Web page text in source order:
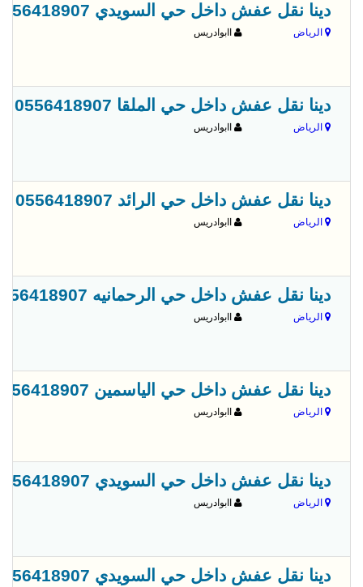
دينا نقل عفش داخل حي السويدي 0َ556418907
الرياض اابوادريس
دينا نقل عفش داخل حي الملقا 0556418907
الرياض اابوادريس
دينا نقل عفش داخل حي الرائد 0556418907
الرياض اابوادريس
دينا نقل عفش داخل حي الرحمانيه 0556418907
الرياض اابوادريس
دينا نقل عفش داخل حي الياسمين 0556418907
الرياض اابوادريس
دينا نقل عفش داخل حي السويدي 0556418907
الرياض اابوادريس
دينا نقل عفش داخل حي السويدي 0َ556418907